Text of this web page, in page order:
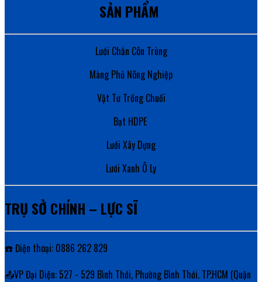
SẢN PHẨM
Lưới Chắn Côn Trùng
Màng Phủ Nông Nghiệp
Vật Tư Trồng Chuối
Bạt HDPE
Lưới Xây Dựng
Lưới Xanh Ô Ly
TRỤ SỞ CHÍNH – LỰC SĨ
☎️ Điện thoại: 0886 262 829
📤VP Đại Diện: 527 - 529 Bình Thới, Phường Bình Thới. TP.HCM (Quận